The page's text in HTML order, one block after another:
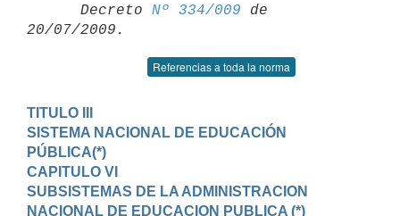
      Decreto
Nº 334/009 de
Referencias a toda la norma
TITULO III
SISTEMA NACIONAL DE EDUCACIÓN
PÚBLICA(*)
CAPITULO VI
SUBSISTEMAS DE LA ADMINISTRACION
NACIONAL DE EDUCACION PUBLICA (*)